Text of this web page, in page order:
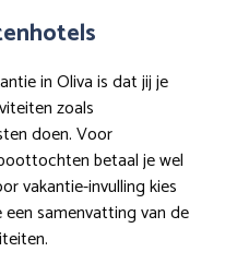
in Oliva is dat jij je
zoals
doen. Voor
betaal je wel
vakantie-invulling kies
samenvatting van de